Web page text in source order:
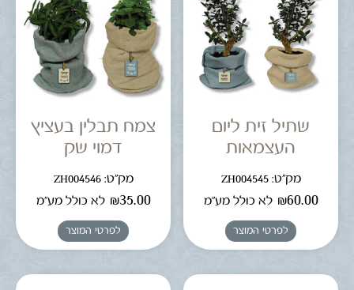
שתיל זית ליום
העצמאות
מק"ט: ZH004545
₪60.00 לא כולל מע"מ
לפרטי המוצר
צמח תבלין בעציץ
דמוי שק
מק"ט: ZH004546
₪35.00 לא כולל מע"מ
לפרטי המוצר